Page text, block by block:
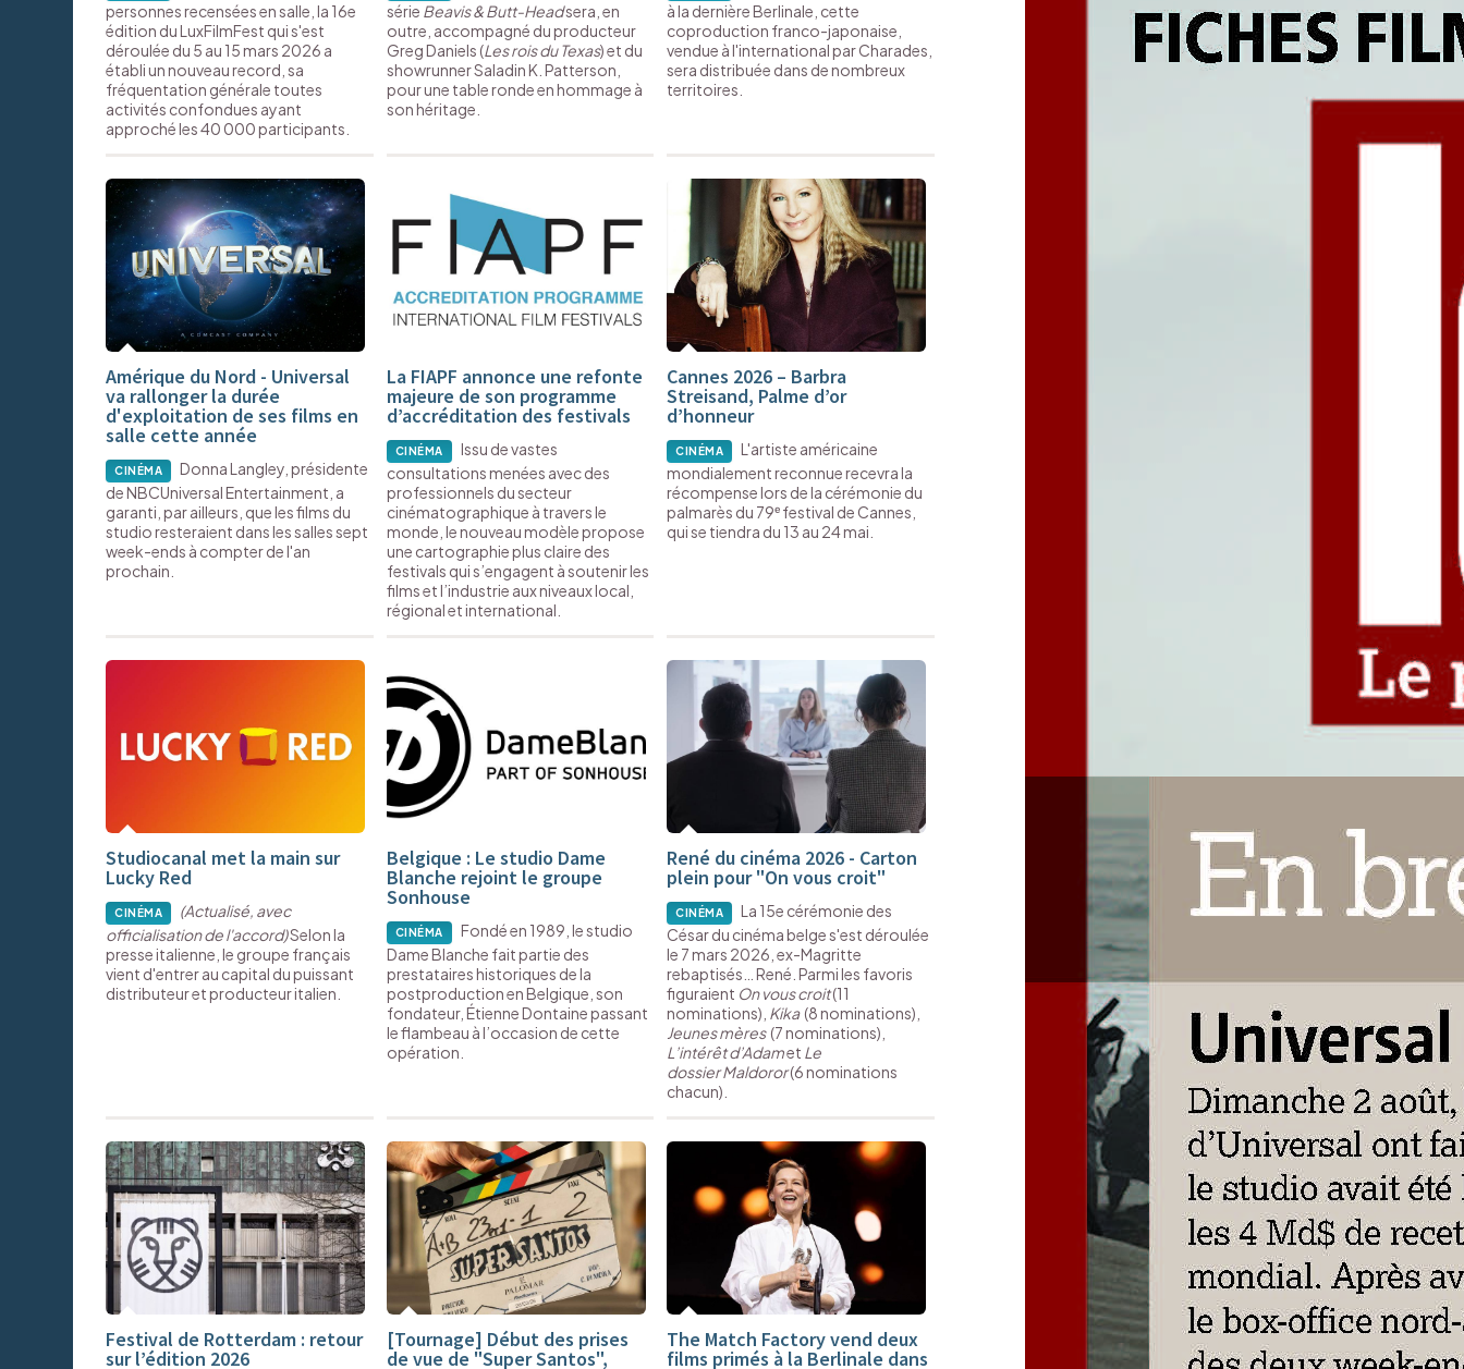
personnes recensées en salle, la 16e
édition du LuxFilmFest qui s'est
déroulée du 5 au 15 mars 2026 a
établi un nouveau record, sa
fréquentation générale toutes
activités confondues ayant
approché les 40 000 participants.
série Beavis & Butt-Headsera, en
outre, accompagné du producteur
Greg Daniels (Les rois du Texas) et du
showrunner Saladin K. Patterson,
pour une table ronde en hommage à
son héritage.
à la dernière Berlinale, cette
coproduction franco-japonaise,
vendue à l'international par Charades,
sera distribuée dans de nombreux
territoires.
Amérique du Nord - Universal
va rallonger la durée
d'exploitation de ses films en
salle cette année
CINÉMA
Donna Langley, présidente
de NBCUniversal Entertainment, a
garanti, par ailleurs, que les films du
studio resteraient dans les salles sept
week-ends à compter de l'an
prochain.
La FIAPF annonce une refonte
majeure de son programme
d’accréditation des festivals
CINÉMA
Issu de vastes
consultations menées avec des
professionnels du secteur
cinématographique à travers le
monde, le nouveau modèle propose
une cartographie plus claire des
festivals qui s’engagent à soutenir les
films et l’industrie aux niveaux local,
régional et international.
Cannes 2026 – Barbra
Streisand, Palme d’or
d’honneur
CINÉMA
L'artiste américaine
mondialement reconnue recevra la
récompense lors de la cérémonie du
palmarès du 79ᵉ festival de Cannes,
qui se tiendra du 13 au 24 mai.
Studiocanal met la main sur
Lucky Red
CINÉMA
(Actualisé, avec
officialisation de l'accord)Selon la
presse italienne, le groupe français
vient d'entrer au capital du puissant
distributeur et producteur italien.
Belgique : Le studio Dame
Blanche rejoint le groupe
Sonhouse
CINÉMA
Fondé en 1989, le studio
Dame Blanche fait partie des
prestataires historiques de la
postproduction en Belgique, son
fondateur, Étienne Dontaine passant
le flambeau à l’occasion de cette
opération.
René du cinéma 2026 - Carton
plein pour "On vous croit"
CINÉMA
La 15e cérémonie des
César du cinéma belge s'est déroulée
le 7 mars 2026, ex-Magritte
rebaptisés… René. Parmi les favoris
figuraient On vous croit(11
nominations), Kika(8 nominations),
Jeunes mères (7 nominations),
L’intérêt d’Adamet Le
dossier Maldoror(6 nominations
chacun).
Festival de Rotterdam : retour
sur l’édition 2026
[Tournage] Début des prises
de vue de "Super Santos",
The Match Factory vend deux
films primés à la Berlinale dans